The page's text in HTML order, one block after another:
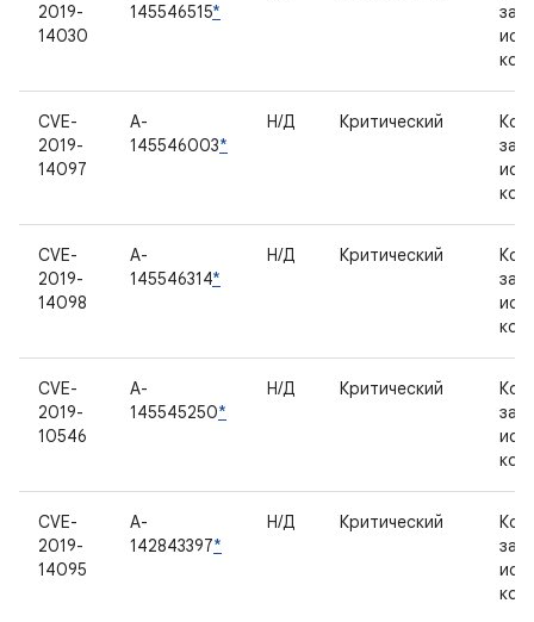
2019-
14030
145546515*
CVE-
2019-
14097
A-
145546003*
Н/Д Критический
CVE-
2019-
14098
A-
145546314*
Н/Д Критический
CVE-
2019-
10546
A-
145545250*
Н/Д Критический
CVE-
2019-
14095
A-
142843397*
Н/Д Критический